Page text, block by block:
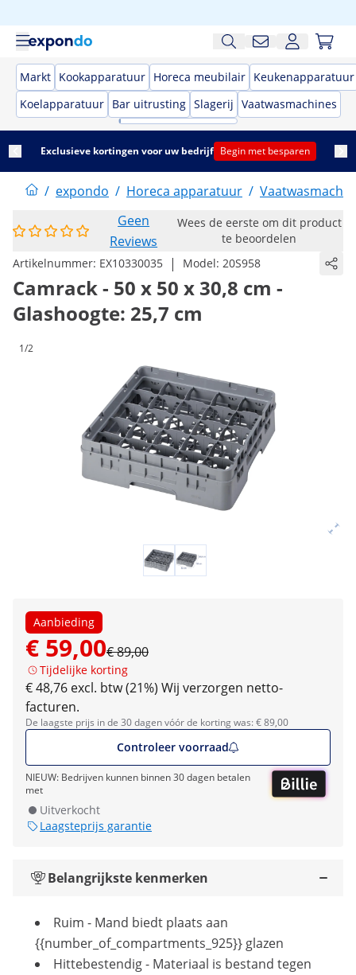
Markt Kookapparatuur Horeca meubilair Keukenapparatuur
Koelapparatuur Bar uitrusting Slagerij Vaatwasmachines
Exclusieve kortingen voor uw bedrijf Begin met besparen
/ expondo / Horeca apparatuur /
Geen
Reviews
Wees de eerste om dit product
te beoordelen
Artikelnummer: EX10330035 | Model: 20S958
Camrack - 50 x 50 x 30,8 cm -
Glashoogte: 25,7 cm
1/2
Aanbieding
€ 59,00€ 89,00
Tijdelijke korting
€ 48,76 excl. btw (21%) Wij verzorgen netto-
facturen.
De laagste prijs in de 30 dagen vóór de korting was: € 89,00
Controleer voorraad
NIEUW: Bedrijven kunnen binnen 30 dagen betalen
met
Uitverkocht
Laagsteprijs garantie
Belangrijkste kenmerken
Ruim - Mand biedt plaats aan
{{number_of_compartments_925}} glazen
Hittebestendig - Materiaal is bestand tegen